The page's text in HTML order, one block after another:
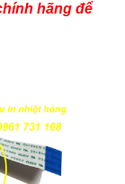
hãng để